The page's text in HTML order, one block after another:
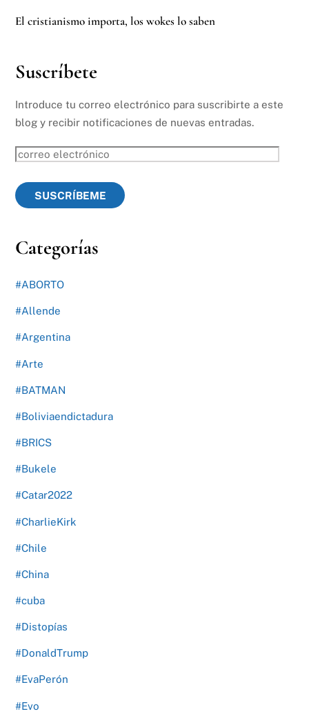
El cristianismo importa, los wokes lo saben
Suscríbete
Introduce tu correo electrónico para suscribirte a este
blog y recibir notificaciones de nuevas entradas.
correo
SUSCRÍBEME
Categorías
#ABORTO
#Allende
#Argentina
#Arte
#BATMAN
#Boliviaendictadura
#BRICS
#Bukele
#Catar2022
#CharlieKirk
#Chile
#China
#cuba
#Distopías
#DonaldTrump
#EvaPerón
#Evo